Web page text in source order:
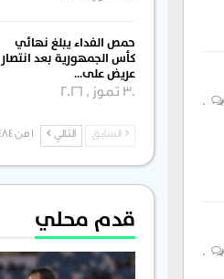
حمص الفداء يبلغ نهائي
كأس الجمهورية بعد انتصار
عريض على…
30 تموز , 2026
السابق التالي 1 من 484
قدم محلي